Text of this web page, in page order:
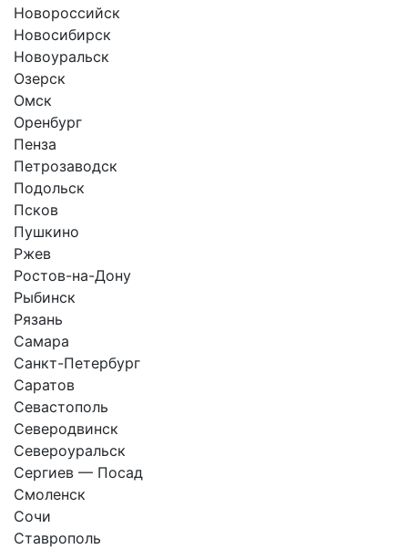
Новороссийск
Новосибирск
Новоуральск
Озерск
Омск
Оренбург
Пенза
Петрозаводск
Подольск
Псков
Пушкино
Ржев
Ростов-на-Дону
Рыбинск
Рязань
Самара
Санкт-Петербург
Саратов
Севастополь
Северодвинск
Североуральск
Сергиев — Посад
Смоленск
Сочи
Ставрополь